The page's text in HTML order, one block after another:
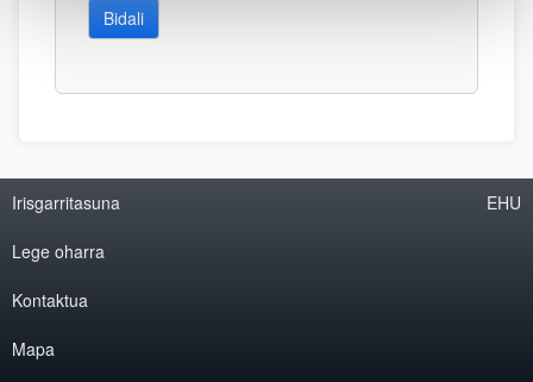
Bidali
Irisgarritasuna
Lege oharra
Kontaktua
Mapa
EHU